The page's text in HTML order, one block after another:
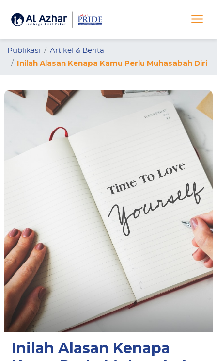
Publikasi
Artikel & Berita
Inilah Alasan Kenapa Kamu Perlu Muhasabah Diri
Inilah Alasan Kenapa